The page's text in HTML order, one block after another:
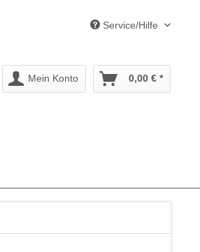
Service/Hilfe
Mein Konto 0,00 € *